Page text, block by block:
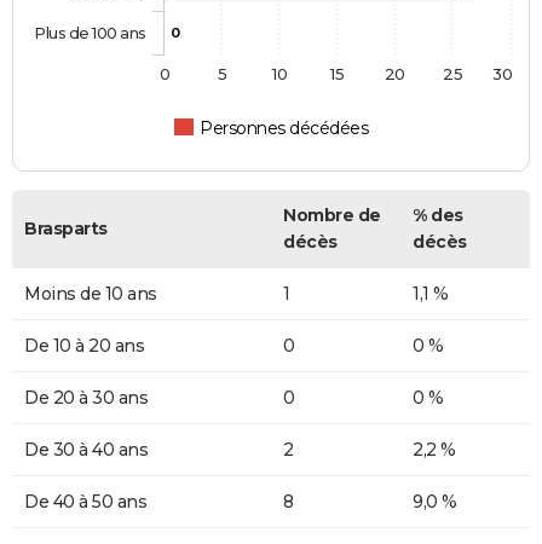
0
Personnes décédées
Plus de 100 ans
0 5 10 15 20 25 30
Brasparts
Nombre de
décès
% des
décès
Moins de 10 ans 1 1,1 %
De 10 à 20 ans 0 0 %
De 20 à 30 ans 0 0 %
De 30 à 40 ans 2 2,2 %
De 40 à 50 ans 8 9,0 %